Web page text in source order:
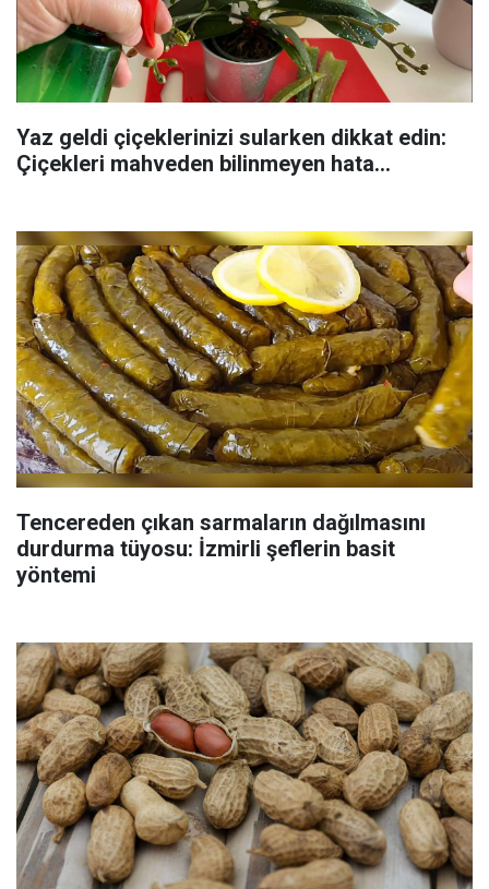
Yaz geldi çiçeklerinizi sularken dikkat edin:
Çiçekleri mahveden bilinmeyen hata...
Tencereden çıkan sarmaların dağılmasını
durdurma tüyosu: İzmirli şeflerin basit
yöntemi